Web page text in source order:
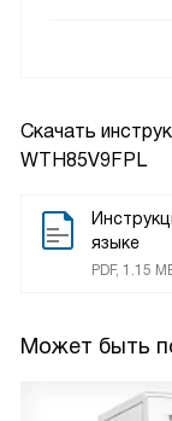
Скачать
WTH85V9FPL
языке
PDF, 1.15
Может быть